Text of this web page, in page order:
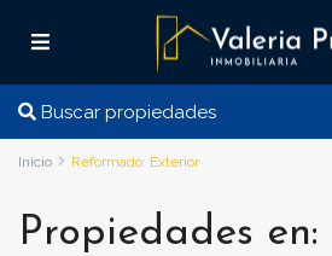
Buscar propiedades
Inicio Reformado: Exterior
Propiedades en: